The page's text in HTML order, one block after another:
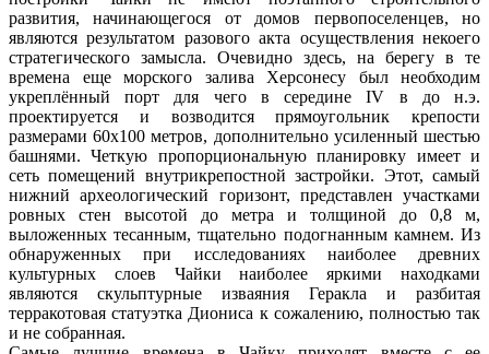
развития, начинающегося от домов первопоселенцев, но
являются результатом разового акта осуществления некоего
стратегического замысла. Очевидно здесь, на берегу в те
времена еще морского залива Херсонесу был необходим
укреплённый порт для чего в середине IV в до н.э.
проектируется и возводится прямоугольник крепости
размерами 60х100 метров, дополнительно усиленный шестью
башнями. Четкую пропорциональную планировку имеет и
сеть помещений внутрикрепостной застройки. Этот, самый
нижний археологический горизонт, представлен участками
ровных стен высотой до метра и толщиной до 0,8 м,
выложенных тесанным, тщательно подогнанным камнем. Из
обнаруженных при исследованиях наиболее древних
культурных слоев Чайки наиболее яркими находками
являются скульптурные изваяния Геракла и разбитая
терракотовая статуэтка Диониса к сожалению, полностью так
и не собранная.